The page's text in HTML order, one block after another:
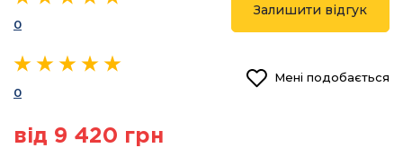
0
Залишити відгук
0
Мені подобається
від 9 420 грн